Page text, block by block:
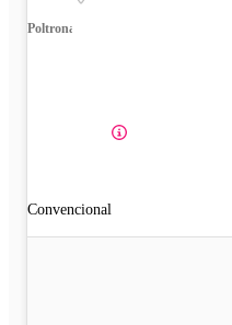
Poltrona
Convencional